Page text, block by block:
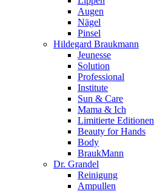
Augen
Nägel
Pinsel
Hildegard Braukmann
Jeunesse
Solution
Professional
Institute
Sun & Care
Mama & Ich
Limitierte Editionen
Beauty for Hands
Body
BraukMann
Dr. Grandel
Reinigung
Ampullen